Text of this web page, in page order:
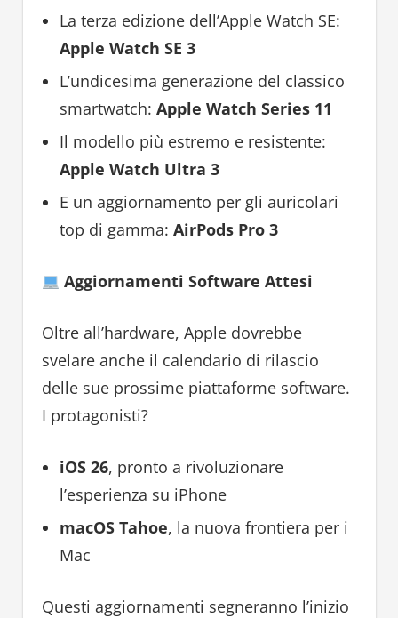
La terza edizione dell’Apple Watch SE:
Apple Watch SE 3
L’undicesima generazione del classico
smartwatch: Apple Watch Series 11
Il modello più estremo e resistente:
Apple Watch Ultra 3
E un aggiornamento per gli auricolari
top di gamma: AirPods Pro 3
Aggiornamenti Software Attesi
Oltre all’hardware, Apple dovrebbe
svelare anche il calendario di rilascio
delle sue prossime piattaforme software.
I protagonisti?
iOS 26, pronto a rivoluzionare
l’esperienza su iPhone
macOS Tahoe, la nuova frontiera per i
Mac
Questi aggiornamenti segneranno l’inizio